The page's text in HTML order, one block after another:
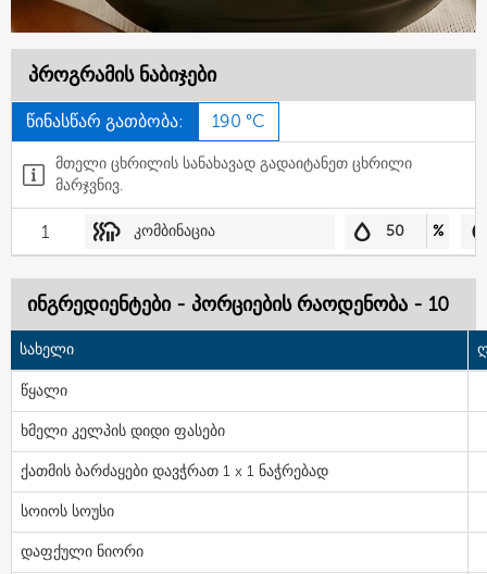
პროგრამის ნაბიჯები
წინასწარ გათბობა: 190 °C
მთელი ცხრილის სანახავად გადაიტანეთ ცხრილი
მარჯვნივ.
1 კომბინაცია 50 %
ინგრედიენტები - პორციების რაოდენობა - 10
სახელი
წყალი
ხმელი კელპის დიდი ფასები
ქათმის ბარძაყები დავჭრათ 1 x 1 ნაჭრებად
სოიოს სოუსი
დაფქული ნიორი